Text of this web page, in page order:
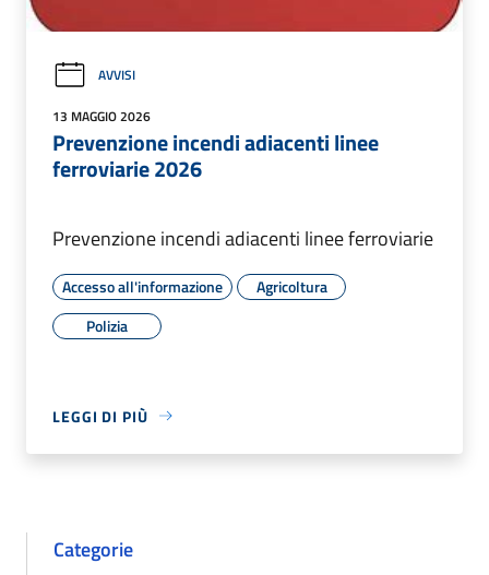
AVVISI
13 MAGGIO 2026
Prevenzione incendi adiacenti linee
ferroviarie 2026
Prevenzione incendi adiacenti linee ferroviarie
Accesso all'informazione
Agricoltura
Polizia
LEGGI DI PIÙ
Categorie